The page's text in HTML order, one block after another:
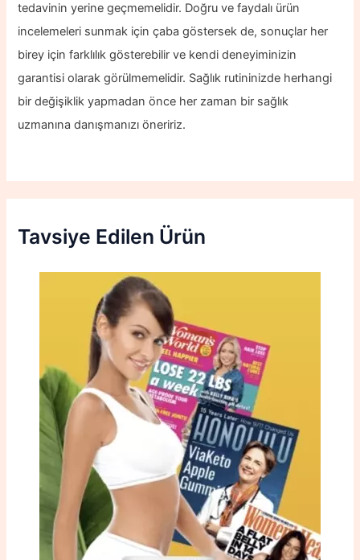
tedavinin yerine geçmemelidir. Doğru ve faydalı ürün
incelemeleri sunmak için çaba göstersek de, sonuçlar her
birey için farklılık gösterebilir ve kendi deneyiminizin
garantisi olarak görülmemelidir. Sağlık rutininizde herhangi
bir değişiklik yapmadan önce her zaman bir sağlık
uzmanına danışmanızı öneririz.
Tavsiye Edilen Ürün